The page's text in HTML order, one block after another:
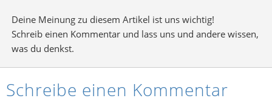
Deine Meinung zu diesem Artikel ist uns wichtig!
Schreib einen Kommentar und lass uns und andere wissen,
was du denkst.
Schreibe einen Kommentar